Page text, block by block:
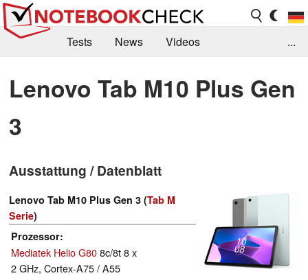
Tests News
Videos
Kaufberatung
Deals Suche
Jobs
Forum
...
Lenovo Tab M10 Plus Gen
3
Ausstattung / Datenblatt
Lenovo Tab M10 Plus Gen 3 (Tab M
Serie)
Prozessor
Mediatek Helio G808c/8t 8 x
2 GHz, Cortex-A75 / A55